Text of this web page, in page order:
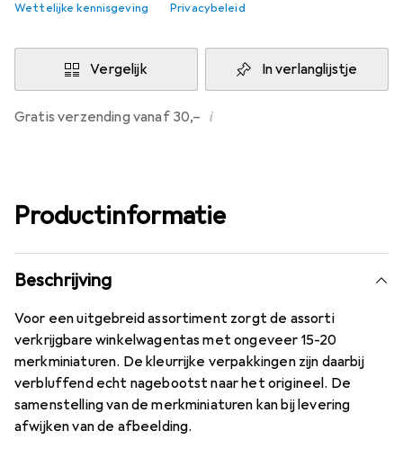
Wettelijke kennisgeving Privacybeleid
Voeg 2 stuks toe aan winkelmandje
Vergelijk In verlanglijstje
Gratis verzending vanaf 30,– i
Productinformatie
Beschrijving
Voor een uitgebreid assortiment zorgt de assorti
verkrijgbare winkelwagentas met ongeveer 15-20
merkminiaturen. De kleurrijke verpakkingen zijn daarbij
verbluffend echt nagebootst naar het origineel. De
samenstelling van de merkminiaturen kan bij levering
afwijken van de afbeelding.